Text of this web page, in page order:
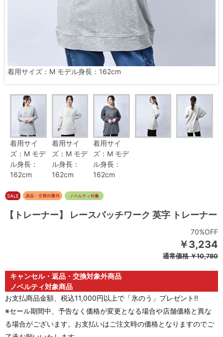
着用サイズ：M モデル身長：162cm
着用サイ
ズ：M モデ
ル身長：
162cm
着用サイ
ズ：M モデ
ル身長：
162cm
着用サイ
ズ：M モデ
ル身長：
162cm
【トレーナー】 レースパッチワーク 英字 トレーナー
70%OFF
￥3,234
通常価格￥10,780
キャンセル・返品・交換対象外商品
ノベルティ対象商品
お支払商品金額、税込11,000円以上で「氷のう」プレゼント!!
※セール期間中、予告なく価格が変更となる場合や店舗価格と異な
る場合がございます。お支払いはご注文時の価格となりますのでご